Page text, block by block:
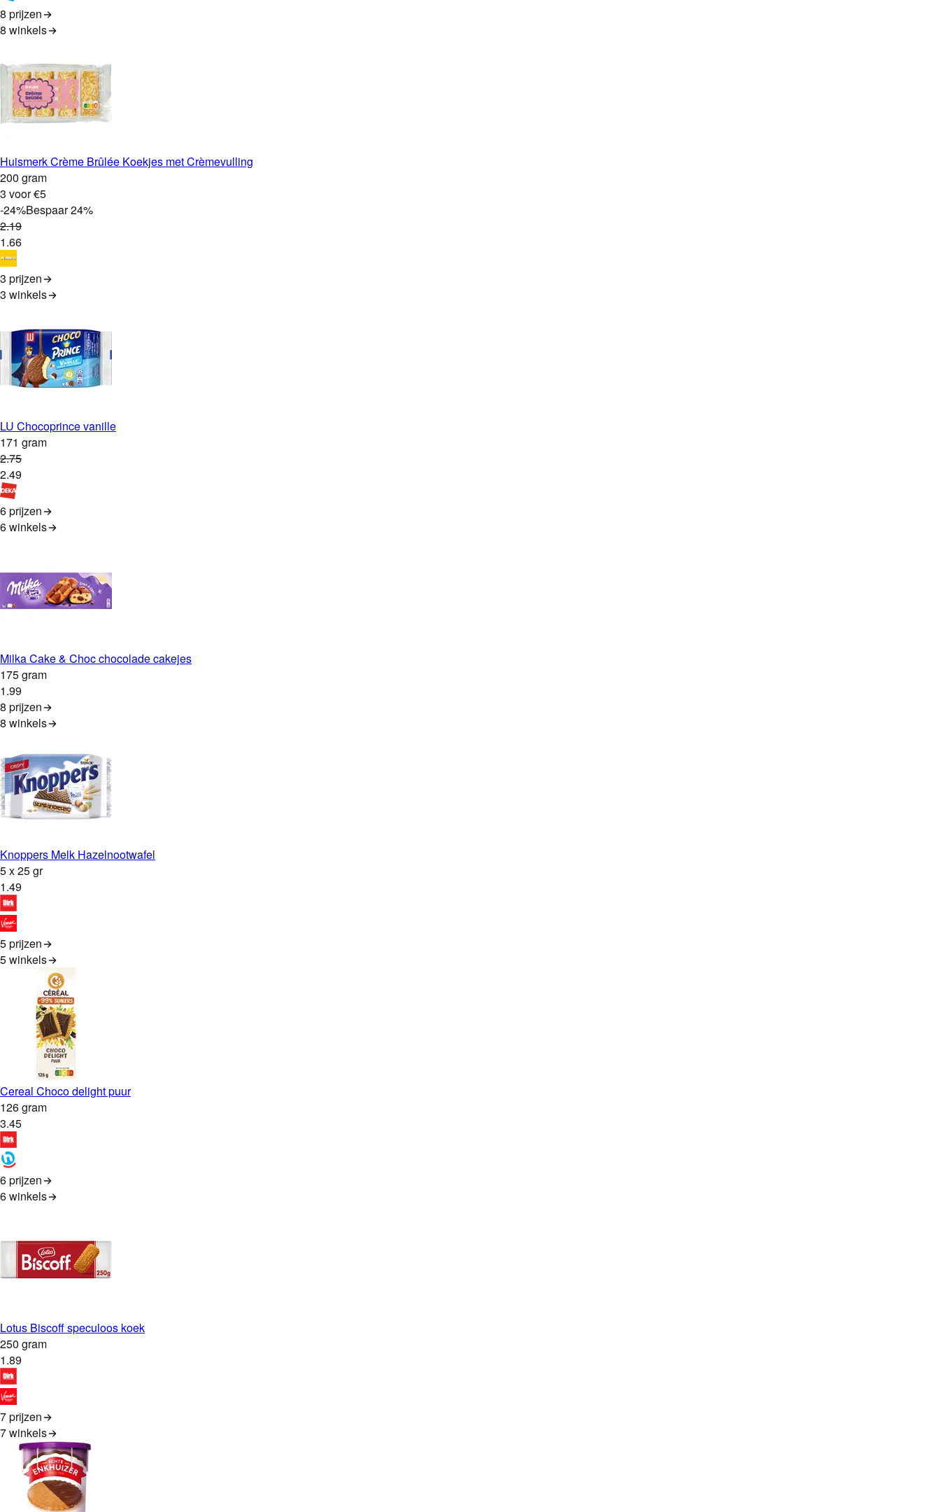
8 prijzen
8 winkels
Huismerk Crème Brûlée Koekjes met Crèmevulling
200 gram
3 voor €5
-24%Bespaar24%
2.19
1.66
3 prijzen
3 winkels
LU Chocoprince vanille
171 gram
2.75
2.49
6 prijzen
6winkels
Milka Cake & Choc chocolade cakejes
175 gram
1.99
8 prijzen
8 winkels
Knoppers Melk Hazelnootwafel
5 x 25 gr
1.49
5 prijzen
5winkels
Cereal Choco delight puur
126 gram
3.45
6 prijzen
6winkels
Lotus Biscoff speculoos koek
250 gram
1.89
7 prijzen
7winkels